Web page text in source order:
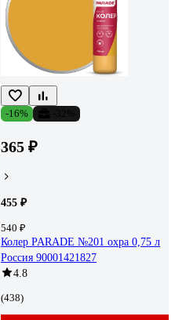
-16%
365 ₽
455 ₽
540 ₽
Колер PARADE №201 охра 0,75 л
Россия 90001421827
4.8
(438)